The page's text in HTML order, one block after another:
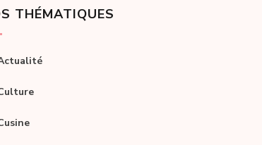
THÉMATIQUES